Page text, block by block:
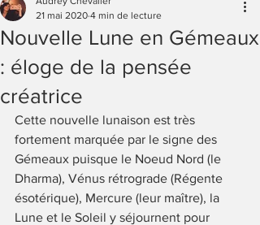
Nouvelle Lune en Gémeaux
: éloge de la pensée
créatrice
21 mai 2020 4 min de lecture
Cette nouvelle lunaison est très
fortement marquée par le signe des
Gémeaux puisque le Noeud Nord (le
Dharma), Vénus rétrograde (Régente
ésotérique), Mercure (leur maître), la
Lune et le Soleil y séjournent pour